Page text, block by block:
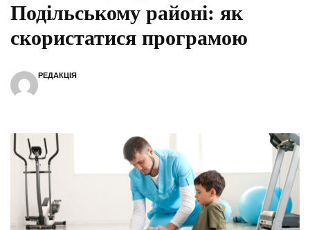
Подільському районі: як
скористатися програмою
РЕДАКЦІЯ